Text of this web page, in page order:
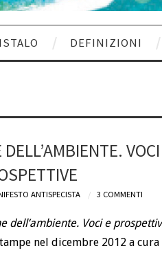
DEFINIZIONI
ANTISPECISTA 3 COMMENTI
dell’ambiente. Voci e
nel dicembre 2012 a